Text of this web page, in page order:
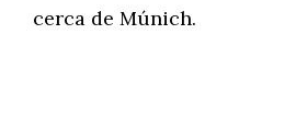
cerca de Múnich.